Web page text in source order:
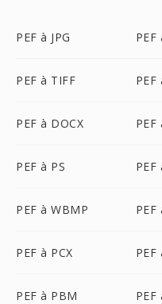
PEF à JPG PEF
PEF à TIFF PEF
PEF à DOCX PEF
PEF à PS PEF
PEF à WBMP PEF
PEF à PCX PEF
PEF à PBM PEF